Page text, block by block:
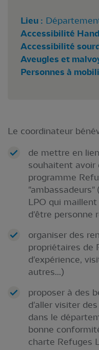
Lieu :
Accessibilité
Accessibilité
Aveugles et
Personnes à
Le coordinateur
de mettre en
souhaitent avoir
programme
"ambassadeurs"
LPO qui
d'être personne
organiser des
propriétaires de
d'expérience,
autres...)
proposer à des
d'aller visiter
dans le
bonne
charte Refuges